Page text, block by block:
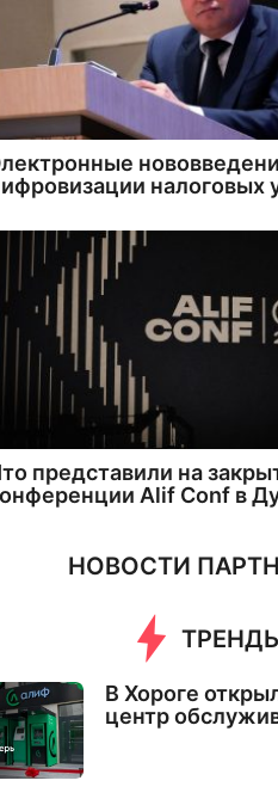
налоговых
представили на
Alif Conf в
НОВОСТИ
В Хороге
центр